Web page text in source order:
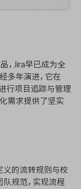
，Jira早已成为全
多年演进，它在
行项目追踪与管理
需求提供了坚实
义的流转规则与校
规范，实现流程